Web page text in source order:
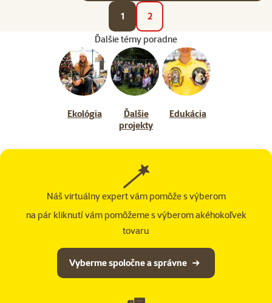
1 2
Ďalšie témy poradne
Ekológia
Ďalšie
projekty
Edukácia
Náš virtuálny expert vám pomôže s výberom
na pár kliknutí vám pomôžeme s výberom akéhokoľvek
tovaru
Vyberme spoločne a správne